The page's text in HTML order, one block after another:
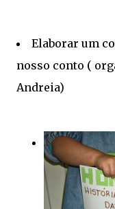
Elaborar um
nosso conto (
Andreia)